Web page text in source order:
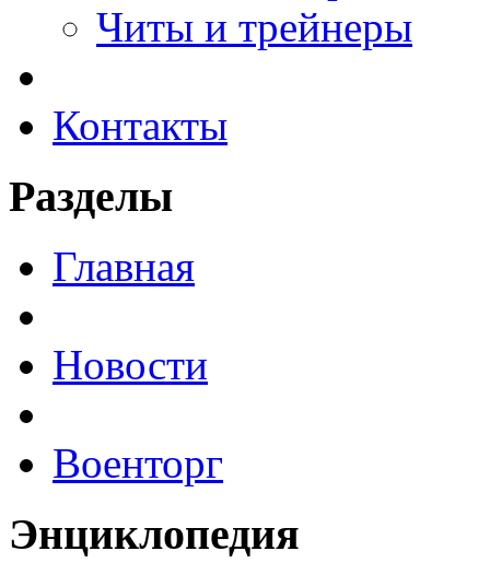
Читы и трейнеры
Контакты
Разделы
Главная
Новости
Военторг
Энциклопедия